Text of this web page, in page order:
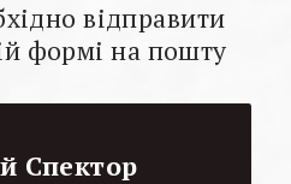
відправити
формі на пошту
Спектор